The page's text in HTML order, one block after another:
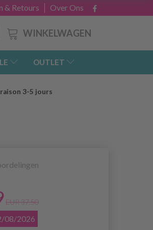
Over Ons
& Retours
WINKELWAGEN
OUTLET
3-5 jours
EUR 37.50
08/2026